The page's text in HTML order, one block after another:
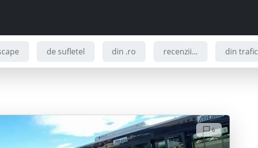
de sufletel din .ro recenzii... din trafic
6